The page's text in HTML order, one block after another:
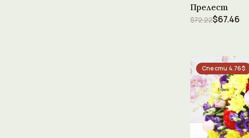
Прелест
$72.22$67.46
Спести 4.76$